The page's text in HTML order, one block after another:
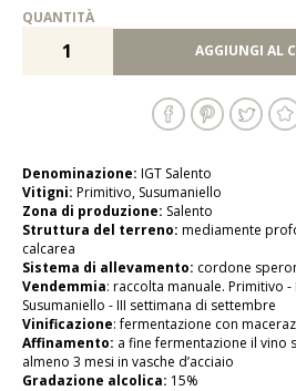
QUANTITÀ
AGGIUNGI AL
Denominazione: IGT Salento
Vitigni: Primitivo, Susumaniello
Zona di produzione: Salento
Struttura del terreno: mediamente
calcarea
Sistema di allevamento: cordone
Vendemmia: raccolta manuale. Primitivo
Susumaniello - III settimana di settembre
Vinificazione: fermentazione con
Affinamento: a fine fermentazione il vino
almeno 3 mesi in vasche d’acciaio
Gradazione alcolica: 15%